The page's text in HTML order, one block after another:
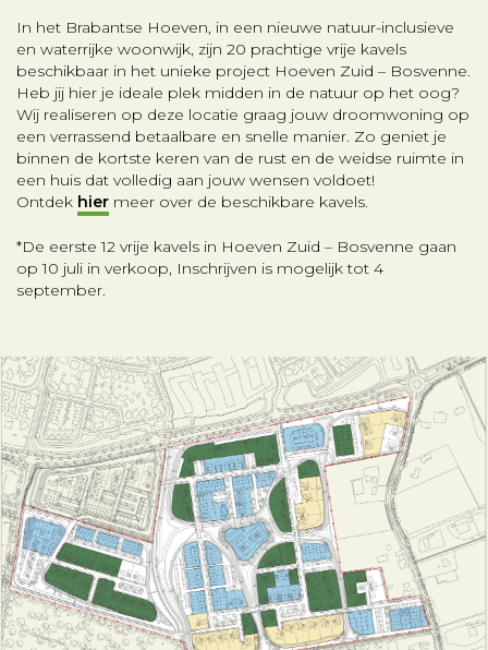
In het Brabantse Hoeven, in een nieuwe natuur-inclusieve
en waterrijke woonwijk, zijn 20 prachtige vrije kavels
beschikbaar in het unieke project Hoeven Zuid – Bosvenne.
Heb jij hier je ideale plek midden in de natuur op het oog?
Wij realiseren op deze locatie graag jouw droomwoning op
een verrassend betaalbare en snelle manier. Zo geniet je
binnen de kortste keren van de rust en de weidse ruimte in
een huis dat volledig aan jouw wensen voldoet!
Ontdek hier meer over de beschikbare kavels.
*De eerste 12 vrije kavels in Hoeven Zuid – Bosvenne gaan
op 10 juli in verkoop, Inschrijven is mogelijk tot 4
september.